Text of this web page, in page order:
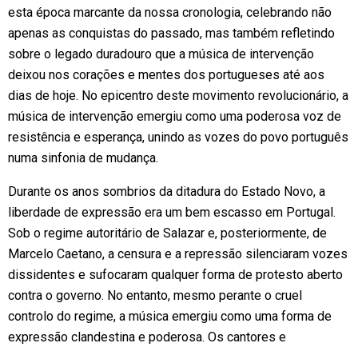
esta época marcante da nossa cronologia, celebrando não
apenas as conquistas do passado, mas também refletindo
sobre o legado duradouro que a música de intervenção
deixou nos corações e mentes dos portugueses até aos
dias de hoje. No epicentro deste movimento revolucionário, a
música de intervenção emergiu como uma poderosa voz de
resistência e esperança, unindo as vozes do povo português
numa sinfonia de mudança.
Durante os anos sombrios da ditadura do Estado Novo, a
liberdade de expressão era um bem escasso em Portugal.
Sob o regime autoritário de Salazar e, posteriormente, de
Marcelo Caetano, a censura e a repressão silenciaram vozes
dissidentes e sufocaram qualquer forma de protesto aberto
contra o governo. No entanto, mesmo perante o cruel
controlo do regime, a música emergiu como uma forma de
expressão clandestina e poderosa. Os cantores e